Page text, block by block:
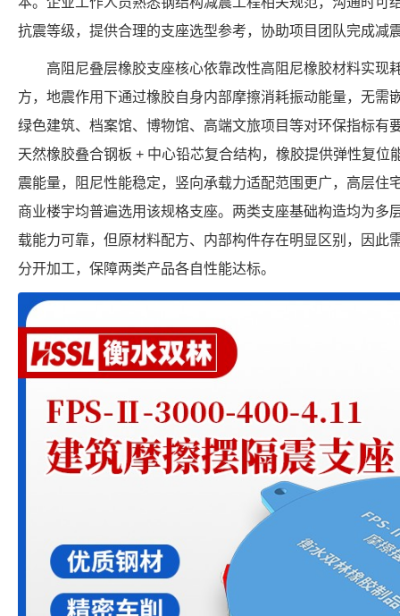
抗震等级，提供合理的支座选型参考，协助项目团队完成减
高阻尼叠层橡胶支座核心依靠改性高阻尼橡胶材料实现
方，地震作用下通过橡胶自身内部摩擦消耗振动能量，无需
绿色建筑、档案馆、博物馆、高端文旅项目等对环保指标有
天然橡胶叠合钢板 + 中心铅芯复合结构，橡胶提供弹性复位
震能量，阻尼性能稳定，竖向承载力适配范围更广，高层住
商业楼宇均普遍选用该规格支座。两类支座基础构造均为多
载能力可靠，但原材料配方、内部构件存在明显区别，因此
分开加工，保障两类产品各自性能达标。